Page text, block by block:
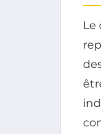
Le